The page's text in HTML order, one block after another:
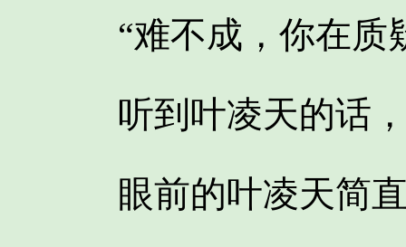
“难不成，你在质
听到叶凌天的话，
眼前的叶凌天简直